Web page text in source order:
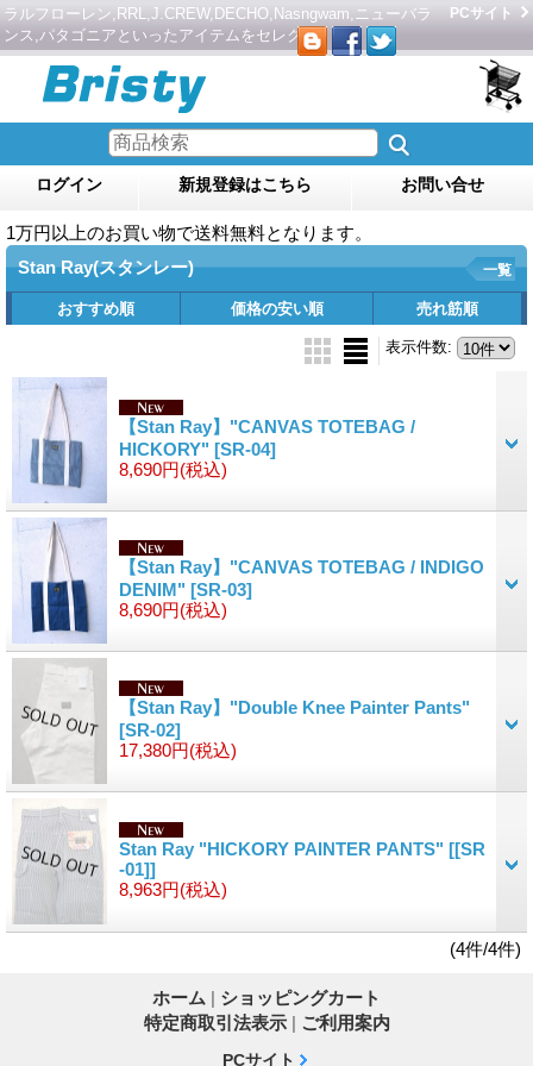
ラルフローレン,RRL,J.CREW,DECHO,Nasngwam,ニューバラ
ンス,パタゴニアといったアイテムをセレクト。
PCサイト
ログイン 新規登録はこちら お問い合せ
1万円以上のお買い物で送料無料となります。
Stan Ray(スタンレー)
一覧
おすすめ順 価格の安い順 売れ筋順
表示件数:
【Stan Ray】"CANVAS TOTEBAG /
HICKORY" [SR-04]
8,690円(税込)
【Stan Ray】"CANVAS TOTEBAG / INDIGO
DENIM" [SR-03]
8,690円(税込)
【Stan Ray】"Double Knee Painter Pants"
[SR-02]
17,380円(税込)
Stan Ray "HICKORY PAINTER PANTS" [[SR
-01]]
8,963円(税込)
(4件/4件)
ホーム | ショッピングカート
特定商取引法表示 | ご利用案内
PCサイト